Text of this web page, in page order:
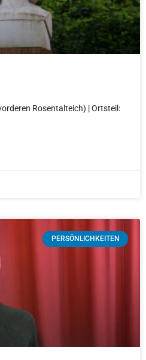
Rosentalteich) | Ortsteil:
PERSÖNLICHKEITEN